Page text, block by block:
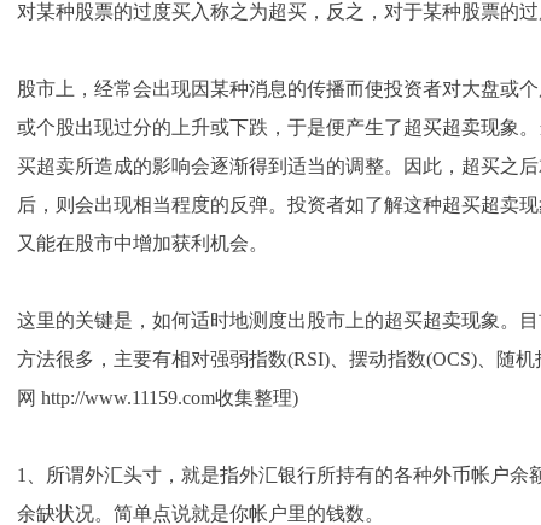
对某种股票的过度买入称之为超买，反之，对于某种股票的
股市上，经常会出现因某种消息的传播而使投资者对大盘或
或个股出现过分的上升或下跌，于是便产生了超买超卖现象
买超卖所造成的影响会逐渐得到适当的调整。因此，超买之
后，则会出现相当程度的反弹。投资者如了解这种超买超卖
又能在股市中增加获利机会。
这里的关键是，如何适时地测度出股市上的超买超卖现象。
方法很多，主要有相对强弱指数(RSI)、摆动指数(OCS)、随
网 http://www.11159.com收集整理)
1、所谓外汇头寸，就是指外汇银行所持有的各种外币帐户余
余缺状况。简单点说就是你帐户里的钱数。